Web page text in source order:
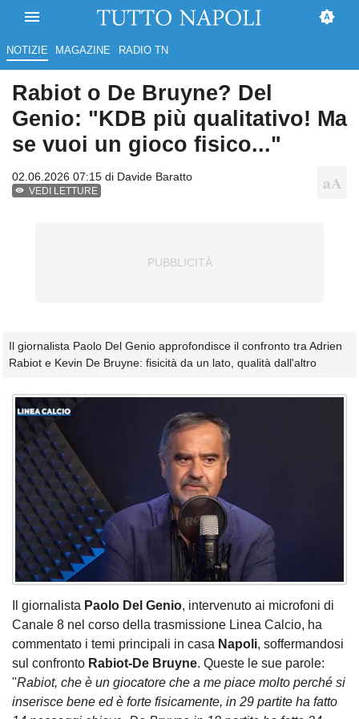
NOTIZIE MAGAZINE RADIO TN
Rabiot o De Bruyne? Del
Genio: "KDB più qualitativo! Ma
se vuoi un gioco fisico..."
02.06.2026 07:15 di Davide Baratto
VEDI LETTURE
Il giornalista Paolo Del Genio approfondisce il confronto tra Adrien
Rabiot e Kevin De Bruyne: fisicità da un lato, qualità dall'altro
Il giornalista Paolo Del Genio, intervenuto ai microfoni di
Canale 8 nel corso della trasmissione Linea Calcio, ha
commentato i temi principali in casa Napoli, soffermandosi
sul confronto Rabiot-De Bruyne. Queste le sue parole:
"Rabiot, che è un giocatore che a me piace molto perché si
inserisce bene ed è forte fisicamente, in 29 partite ha fatto